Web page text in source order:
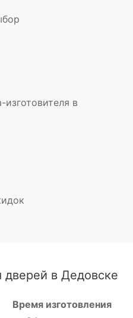
в
дверей в Дедовске
Время изготовления